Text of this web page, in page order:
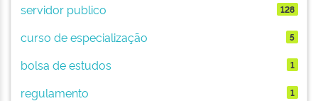
servidor publico 128
curso de especialização 5
bolsa de estudos 1
regulamento 1